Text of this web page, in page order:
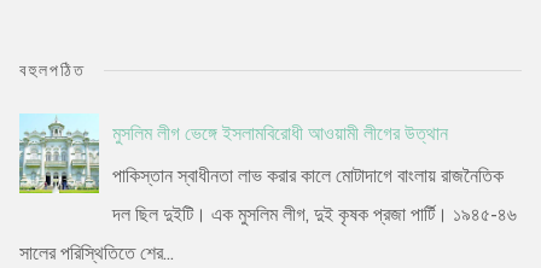
বহুলপঠিত
মুসলিম লীগ ভেঙ্গে ইসলামবিরোধী আওয়ামী লীগের উত্থান
পাকিস্তান স্বাধীনতা লাভ করার কালে মোটাদাগে বাংলায় রাজনৈতিক
দল ছিল দুইটি। এক মুসলিম লীগ, দুই কৃষক প্রজা পার্টি। ১৯৪৫-৪৬
সালের পরিস্থিতিতে শের...